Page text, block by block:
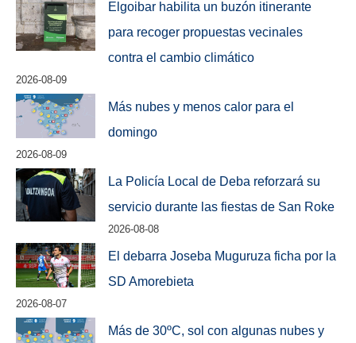
Elgoibar habilita un buzón itinerante
para recoger propuestas vecinales
contra el cambio climático
2026-08-09
Más nubes y menos calor para el
domingo
2026-08-09
La Policía Local de Deba reforzará su
servicio durante las fiestas de San Roke
2026-08-08
El debarra Joseba Muguruza ficha por la
SD Amorebieta
2026-08-07
Más de 30ºC, sol con algunas nubes y